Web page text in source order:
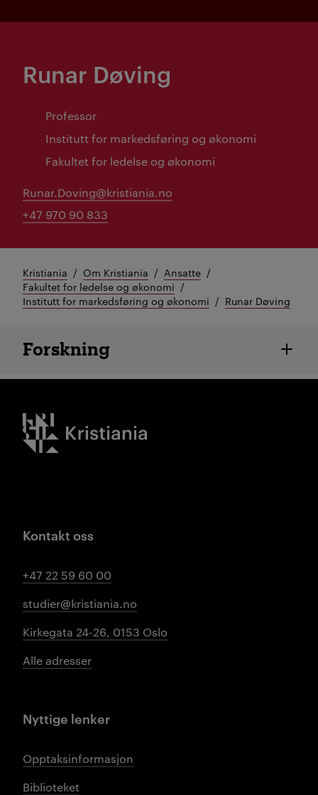
Runar Døving
Professor
Institutt for markedsføring og økonomi
Fakultet for ledelse og økonomi
Runar.Doving@kristiania.no
+47 970 90 833
Kristiania Om Kristiania
Ansatte
Fakultet for ledelse og økonomi
Institutt for markedsføring og økonomi
Runar Døving
Ansatte detaljer
Forskning
Kristiania logo
Kontakt oss
+47 22 59 60 00
studier@kristiania.no
Kirkegata 24-26, 0153 Oslo
Alle adresser
Nyttige lenker
Opptaksinformasjon
Biblioteket